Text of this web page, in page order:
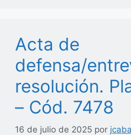
Acta de
defensa/
resolución.
– Cód. 7478
16 de julio de 2025 por